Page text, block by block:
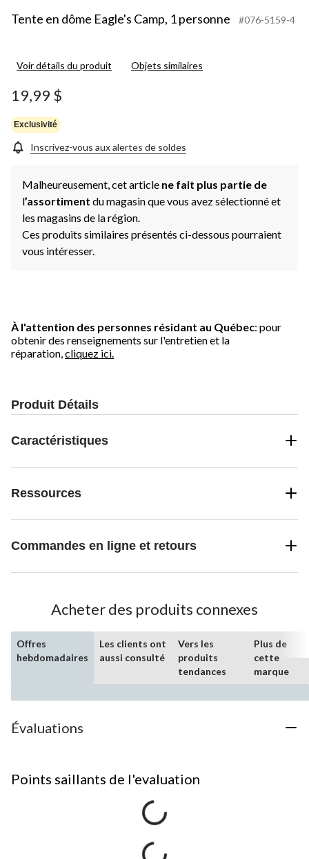
Tente en dôme Eagle's Camp, 1 personne #076-5159-4
Voir détails du produit Objets similaires
19,99 $
Exclusivité
Inscrivez-vous aux alertes de soldes
Malheureusement, cet article ne fait plus partie de
l’assortiment du magasin que vous avez sélectionné et
les magasins de la région.
Ces produits similaires présentés ci-dessous pourraient
vous intéresser.
À l'attention des personnes résidant au Québec: pour
obtenir des renseignements sur l'entretien et la
réparation, cliquez ici.
Produit Détails
Caractéristiques
Ressources
Commandes en ligne et retours
Acheter des produits connexes
Offres
hebdomadaires
Les clients ont
aussi consulté
Vers les
produits
tendances
Plus de
cette
marque
Évaluations
Points saillants de l'evaluation